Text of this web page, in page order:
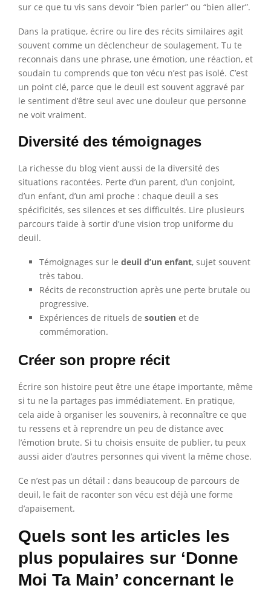
sur ce que tu vis sans devoir “bien parler” ou “bien aller”.
Dans la pratique, écrire ou lire des récits similaires agit
souvent comme un déclencheur de soulagement. Tu te
reconnais dans une phrase, une émotion, une réaction, et
soudain tu comprends que ton vécu n’est pas isolé. C’est
un point clé, parce que le deuil est souvent aggravé par
le sentiment d’être seul avec une douleur que personne
ne voit vraiment.
Diversité des témoignages
La richesse du blog vient aussi de la diversité des
situations racontées. Perte d’un parent, d’un conjoint,
d’un enfant, d’un ami proche : chaque deuil a ses
spécificités, ses silences et ses difficultés. Lire plusieurs
parcours t’aide à sortir d’une vision trop uniforme du
deuil.
Témoignages sur le deuil d’un enfant, sujet souvent
très tabou.
Récits de reconstruction après une perte brutale ou
progressive.
Expériences de rituels de soutien et de
commémoration.
Créer son propre récit
Écrire son histoire peut être une étape importante, même
si tu ne la partages pas immédiatement. En pratique,
cela aide à organiser les souvenirs, à reconnaître ce que
tu ressens et à reprendre un peu de distance avec
l’émotion brute. Si tu choisis ensuite de publier, tu peux
aussi aider d’autres personnes qui vivent la même chose.
Ce n’est pas un détail : dans beaucoup de parcours de
deuil, le fait de raconter son vécu est déjà une forme
d’apaisement.
Quels sont les articles les
plus populaires sur ‘Donne
Moi Ta Main’ concernant le